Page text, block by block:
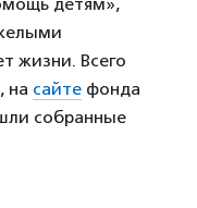
жизни. Всего
на сайте фонда
собранные